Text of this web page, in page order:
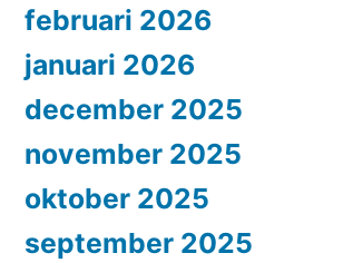
februari 2026
januari 2026
december 2025
november 2025
oktober 2025
september 2025